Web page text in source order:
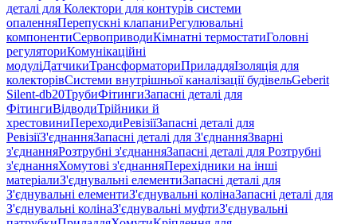
деталі для Колектори для контурів системи
опаленняПерепускні клапаниРегулювальні
компонентиСервоприводиКімнатні термостатиГоловні
регуляториКомунікаційні
модуліДатчикиТрансформаториПриладдяІзоляція для
колекторівСистеми внутрішньої каналізації будівельGeberit
Silent-db20ТрубиФітингиЗапасні деталі для
ФітингиВідводиТрійники й
хрестовиниПереходиРевізіїЗапасні деталі для
РевізіїЗ'єднанняЗапасні деталі для З'єднанняЗварні
з'єднанняРозтрубні з'єднанняЗапасні деталі для Розтрубні
з'єднанняХомутові з'єднанняПерехідники на інші
матеріалиЗ'єднувальні елементиЗапасні деталі для
З'єднувальні елементиЗ'єднувальні колінаЗапасні деталі для
З'єднувальні колінаЗ'єднувальні муфтиЗ'єднувальні